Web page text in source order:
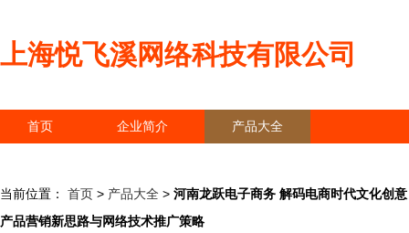
上海悦飞溪网络科技有限公司
首页 企业简介 产品大全
当前位置： 首页 > 产品大全 > 河南龙跃电子商务 解码电商时代文化创意
产品营销新思路与网络技术推广策略